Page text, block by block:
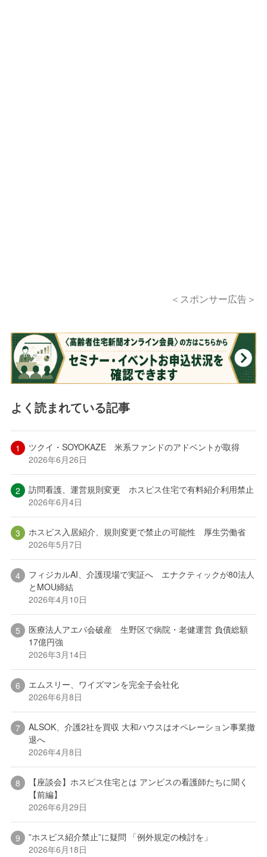
＜スポンサー広告＞
よく読まれている記事
ツクイ・SOYOKAZE 米系ファンドのアドベントが取得
2026年6月26日
訪問看護、運営規則変更 ホスピス住宅で有料紹介利用禁止
2026年6月4日
ホスピス入居紹介、規則変更で禁止の可能性 厚生労働省
2026年5月7日
フィジカルAI、介護現場で実証へ エナクティックが80法人
とMOU締結
2026年4月10日
医療法人アエバ会破産 生野区で病院・老健運営 負債総額
17億円強
2026年3月14日
エムスリー、ワイズマンを完全子会社化
2026年6月8日
ALSOK、介護2社を買収 大和ハウスはオペレーション事業撤
退へ
2026年4月8日
【座談会】ホスピス住宅とは アンビスの看護師たちに聞く
【前編】
2026年6月29日
”ホスピス紹介禁止”に疑問 「例外規定の検討を」
2026年6月18日